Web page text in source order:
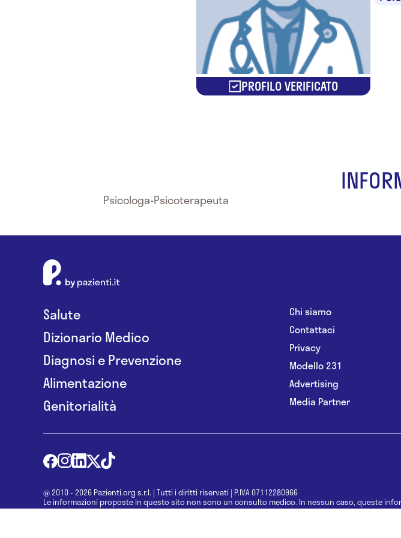
PROFILO VERIFICATO
Psicologa-Psicoterapeuta
Salute
Dizionario Medico
Diagnosi e Prevenzione
Alimentazione
Genitorialità
Chi siamo
Contattaci
Privacy
Modello 231
Advertising
Media Partner
@ 2010 - 2026 Pazienti.org s.r.l. | Tutti i diritti riservati | P.IVA 07112280966
Le informazioni proposte in questo sito non sono un consulto medico. In nessun caso, queste
una diagnosi formulata dal medico. Non si devono considerare le informazioni disponibili come